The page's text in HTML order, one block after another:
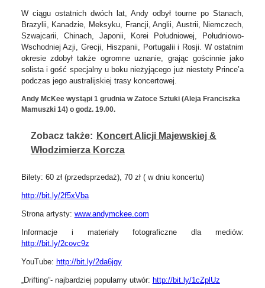
W ciągu ostatnich dwóch lat, Andy odbył tourne po Stanach,
Brazylii, Kanadzie, Meksyku, Francji, Anglii, Austrii, Niemczech,
Szwajcarii, Chinach, Japonii, Korei Południowej, Południowo-
Wschodniej Azji, Grecji, Hiszpanii, Portugalii i Rosji. W ostatnim
okresie zdobył także ogromne uznanie, grając gościnnie jako
solista i gość specjalny u boku nieżyjącego już niestety Prince’a
podczas jego australijskiej trasy koncertowej.
Andy McKee wystąpi 1 grudnia w Zatoce Sztuki (Aleja Franciszka
Mamuszki 14) o godz. 19.00.
Zobacz także: Koncert Alicji Majewskiej &
Włodzimierza Korcza
Bilety: 60 zł (przedsprzedaż), 70 zł ( w dniu koncertu)
http://bit.ly/2f5xVba
Strona artysty: www.andymckee.com
Informacje i materiały fotograficzne dla mediów:
http://bit.ly/2covc9z
YouTube: http://bit.ly/2da6jgy
Drifting”- najbardziej popularny utwór: http://bit.ly/1cZplUz